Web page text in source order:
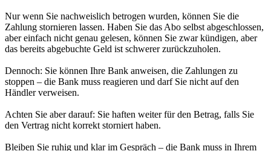
Nur wenn Sie nachweislich betrogen wurden, können Sie die
Zahlung stornieren lassen. Haben Sie das Abo selbst abgeschlossen,
aber einfach nicht genau gelesen, können Sie zwar kündigen, aber
das bereits abgebuchte Geld ist schwerer zurückzuholen.
Dennoch: Sie können Ihre Bank anweisen, die Zahlungen zu
stoppen – die Bank muss reagieren und darf Sie nicht auf den
Händler verweisen.
Achten Sie aber darauf: Sie haften weiter für den Betrag, falls Sie
den Vertrag nicht korrekt storniert haben.
Bleiben Sie ruhig und klar im Gespräch – die Bank muss in Ihrem